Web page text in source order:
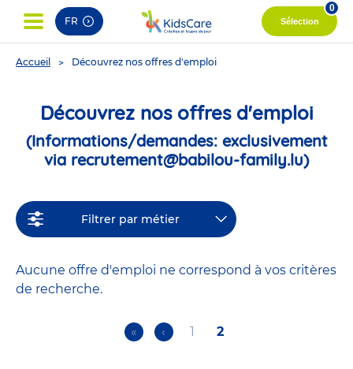
FR Sélection
0
You
Accueil Découvrez nos offres d'emploi
Découvrez nos offres d'emploi
(Informations/demandes: exclusivement
via recrutement@babilou-family.lu)
Filtrer par métier
Aucune offre d'emploi ne correspond à vos critères
de recherche.
First
«
Previous
‹ Page
1
Current
2